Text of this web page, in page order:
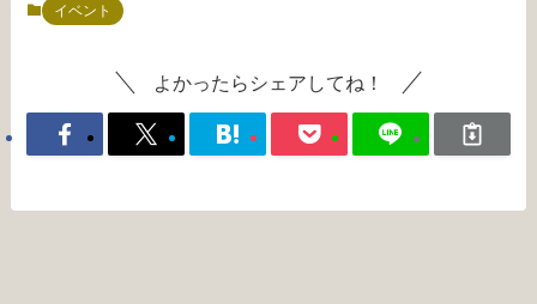
イベント
よかったらシェアしてね！